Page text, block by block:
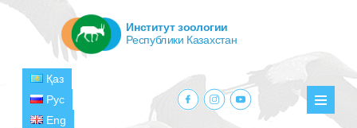
Қаз
Рус
Eng
facebook.com
instagram.com
youtube.com
Институт зоологии
Республики Казахстан